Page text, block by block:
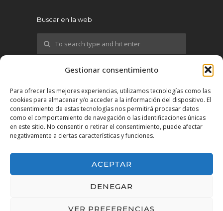
Gestionar consentimiento
Para ofrecer las mejores experiencias, utilizamos tecnologías como las
cookies para almacenar y/o acceder a la información del dispositivo. El
consentimiento de estas tecnologías nos permitirá procesar datos
como el comportamiento de navegación o las identificaciones únicas
en este sitio. No consentir o retirar el consentimiento, puede afectar
negativamente a ciertas características y funciones.
ACEPTAR
DENEGAR
VER PREFERENCIAS
Buscar en la web
X
YouTube
LinkedIn